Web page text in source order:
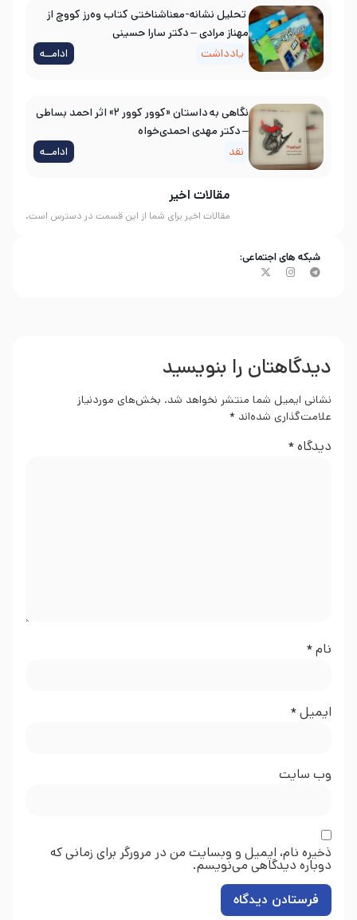
مقالات اخیر
مقالات اخیر برای شما از این قسمت در دسترس است.
تحلیل نشانه-معناشناختی کتاب وه‌رز کووچ از
مهناز مرادی – دکتر سارا حسینی
یادداشت
ادامــه
نگاهی به داستان «کوور کوور ۲» اثر احمد بساطی
– دکتر مهدی احمدی‌خواه
نقد
ادامــه
شبکه های اجتماعی:
دیدگاهتان را بنویسید
نشانی ایمیل شما منتشر نخواهد شد. بخش‌های موردنیاز
علامت‌گذاری شده‌اند *
دیدگاه*
نام*
ایمیل*
وب‌ سایت
ذخیره نام، ایمیل و وبسایت من در مرورگر برای زمانی که
دوباره دیدگاهی می‌نویسم.